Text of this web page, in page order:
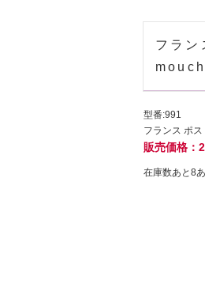
フラ
型番:991
フランス ポ
販売価格：
在庫数あと8あ